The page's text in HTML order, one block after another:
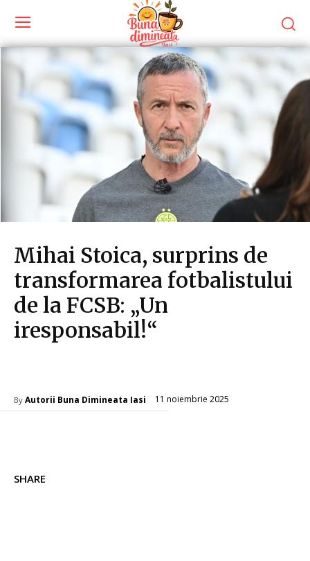
Mihai Stoica, surprins de
transformarea fotbalistului
de la FCSB: „Un
iresponsabil!“
By Autorii Buna Dimineata Iasi 11 noiembrie 2025
SHARE